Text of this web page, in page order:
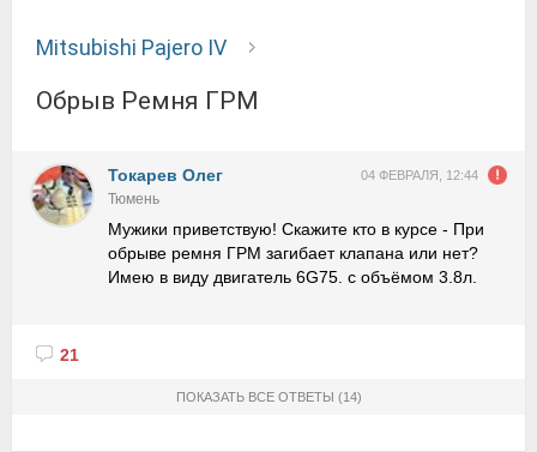
Mitsubishi Pajero IV
Обрыв Ремня ГРМ
Токарев Олег 04 ФЕВРАЛЯ, 12:44
Тюмень
Мужики приветствую! Скажите кто в курсе - При
обрыве ремня ГРМ загибает клапана или нет?
Имею в виду двигатель 6G75. с объёмом 3.8л.
21
ПОКАЗАТЬ ВСЕ ОТВЕТЫ (14)